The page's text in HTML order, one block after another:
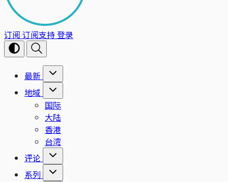
订阅 订阅支持登录
最新
地域
国际
大陆
香港
台湾
评论
系列